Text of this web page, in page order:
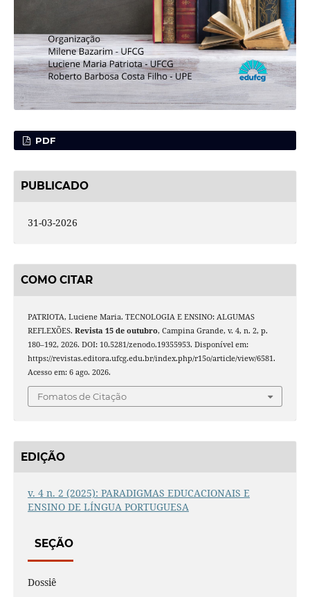
PDF
PUBLICADO
31-03-2026
COMO CITAR
PATRIOTA, Luciene Maria. TECNOLOGIA E ENSINO: ALGUMAS
REFLEXÕES. Revista 15 de outubro, Campina Grande, v. 4, n. 2, p.
180–192, 2026. DOI: 10.5281/zenodo.19355953. Disponível em:
https://revistas.editora.ufcg.edu.br/index.php/r15o/article/view/6581.
Acesso em: 6 ago. 2026.
Fomatos de Citação
EDIÇÃO
v. 4 n. 2 (2025): PARADIGMAS EDUCACIONAIS E
ENSINO DE LÍNGUA PORTUGUESA
SEÇÃO
Dossiê